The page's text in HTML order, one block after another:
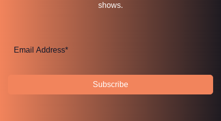
shows.
Subscribe